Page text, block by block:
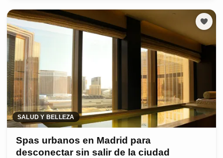
SALUD Y BELLEZA
Spas urbanos en Madrid para
desconectar sin salir de la ciudad